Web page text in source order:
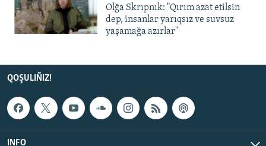
Olğa Skrıpnık: "Qırım azat etilsin
dep, insanlar yarıqsız ve suvsuz
yaşamağa azırlar"
QOŞULIÑIZ!
INFO